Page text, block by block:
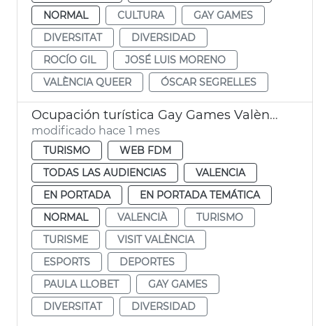
NORMAL
CULTURA
GAY GAMES
DIVERSITAT
DIVERSIDAD
ROCÍO GIL
JOSÉ LUIS MORENO
VALÈNCIA QUEER
ÓSCAR SEGRELLES
Ocupación turística Gay Games València 2026
modificado hace 1 mes
TURISMO
WEB FDM
TODAS LAS AUDIENCIAS
VALENCIA
EN PORTADA
EN PORTADA TEMÁTICA
NORMAL
VALENCIÀ
TURISMO
TURISME
VISIT VALÈNCIA
ESPORTS
DEPORTES
PAULA LLOBET
GAY GAMES
DIVERSITAT
DIVERSIDAD